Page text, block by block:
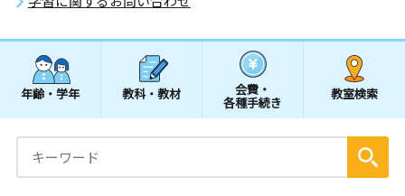
年齢・学年 教科・教材 会費・
各種手続き
教室検索